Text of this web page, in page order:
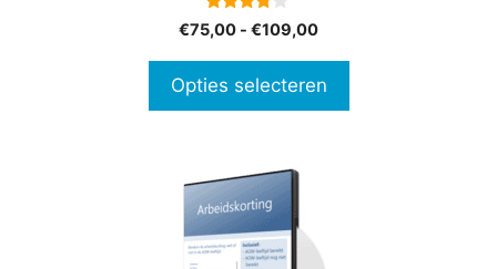
3.67
van 5
€75,00 - €109,00Prijsklasse:
€109,00
Opties selecteren
productpagina